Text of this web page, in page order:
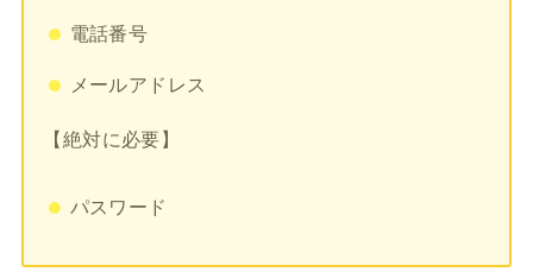
電話番号
メールアドレス
【絶対に必要】
パスワード